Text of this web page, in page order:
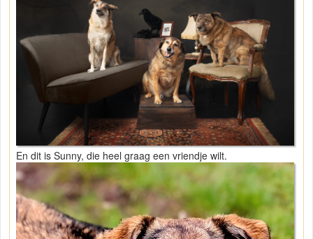
En dit is Sunny, die heel graag een vriendje wilt.